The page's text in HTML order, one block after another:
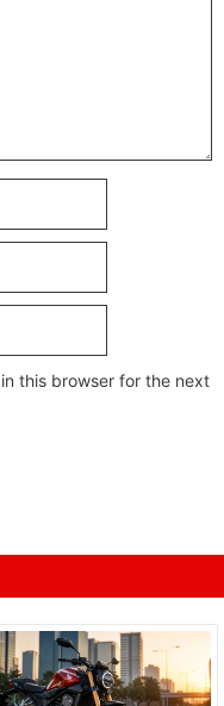
this browser for the next